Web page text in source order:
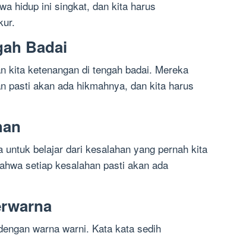
hidup ini singkat, dan kita harus
Badai
kita ketenangan di tengah badai. Mereka
pasti akan ada hikmahnya, dan kita harus
belajar dari kesalahan yang pernah kita
setiap kesalahan pasti akan ada
warna warni. Kata kata sedih